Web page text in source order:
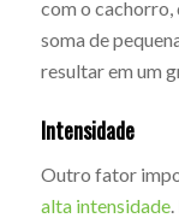
com o
soma de
resultar em um
Intensidade
Outro fator
alta intensidade.